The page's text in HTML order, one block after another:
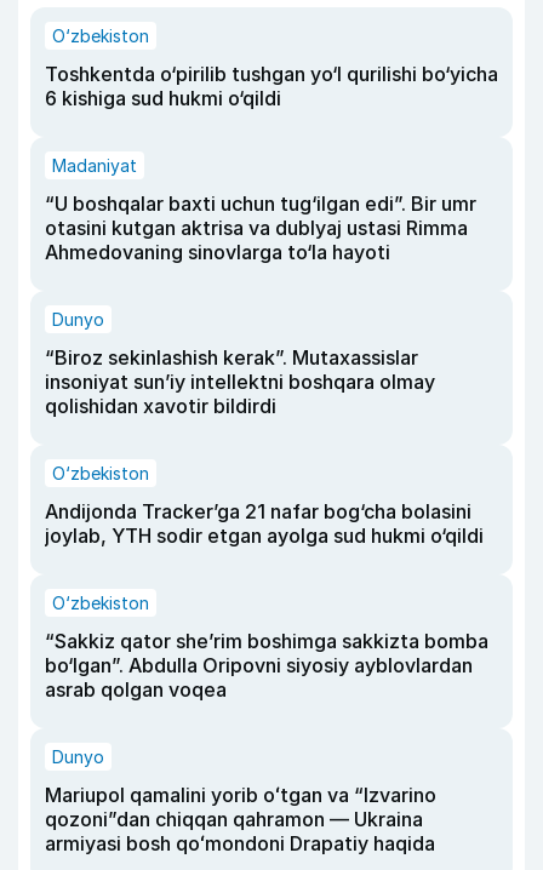
O‘zbekiston
Toshkentda o‘pirilib tushgan yo‘l qurilishi bo‘yicha
6 kishiga sud hukmi o‘qildi
Madaniyat
“U boshqalar baxti uchun tug‘ilgan edi”. Bir umr
otasini kutgan aktrisa va dublyaj ustasi Rimma
Ahmedovaning sinovlarga to‘la hayoti
Dunyo
“Biroz sekinlashish kerak”. Mutaxassislar
insoniyat sun’iy intellektni boshqara olmay
qolishidan xavotir bildirdi
O‘zbekiston
Andijonda Tracker’ga 21 nafar bog‘cha bolasini
joylab, YTH sodir etgan ayolga sud hukmi o‘qildi
O‘zbekiston
“Sakkiz qator she’rim boshimga sakkizta bomba
bo‘lgan”. Abdulla Oripovni siyosiy ayblovlardan
asrab qolgan voqea
Dunyo
Mariupol qamalini yorib oʻtgan va “Izvarino
qozoni”dan chiqqan qahramon — Ukraina
armiyasi bosh qoʻmondoni Drapatiy haqida